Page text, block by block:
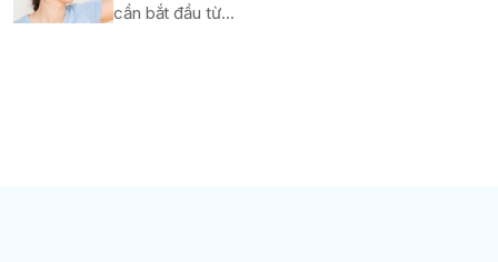
cần bắt đầu từ...